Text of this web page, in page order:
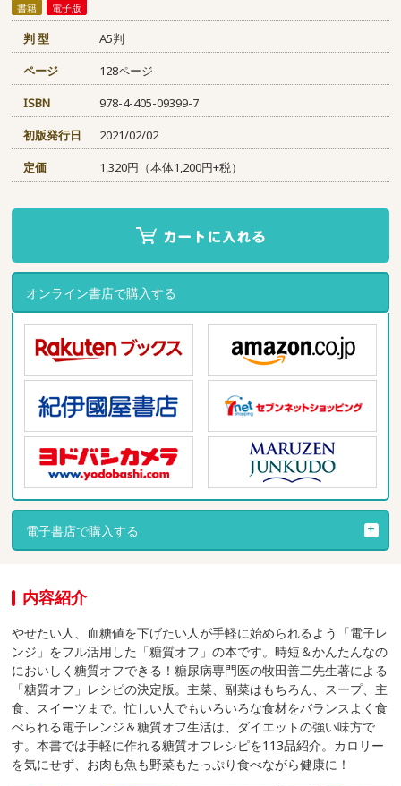
書籍 電子版
判 型
A5判
ページ
128ページ
ISBN
978-4-405-09399-7
初版発行日
2021/02/02
定価
1,320円（本体1,200円+税）
オンライン書店で購入する
電子書店で購入する
内容紹介
やせたい人、血糖値を下げたい人が手軽に始められるよう「電子レ
ンジ」をフル活用した「糖質オフ」の本です。時短＆かんたんなの
においしく糖質オフできる！糖尿病専門医の牧田善二先生著による
「糖質オフ」レシピの決定版。主菜、副菜はもちろん、スープ、主
食、スイーツまで。忙しい人でもいろいろな食材をバランスよく食
べられる電子レンジ＆糖質オフ生活は、ダイエットの強い味方で
す。本書では手軽に作れる糖質オフレシピを113品紹介。カロリー
を気にせず、お肉も魚も野菜もたっぷり食べながら健康に！